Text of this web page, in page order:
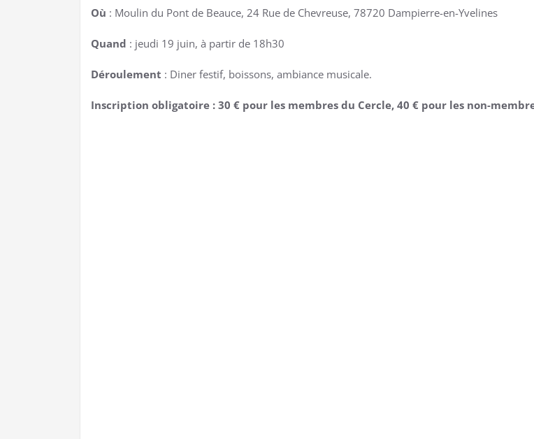
Où : Moulin du Pont de Beauce, 24 Rue de Chevreuse, 78720 Dampierre-en-Yvelines
Quand : jeudi 19 juin, à partir de 18h30
Déroulement : Diner festif, boissons, ambiance musicale.
Inscription obligatoire : 30 € pour les membres du Cercle, 40 € pour les non-